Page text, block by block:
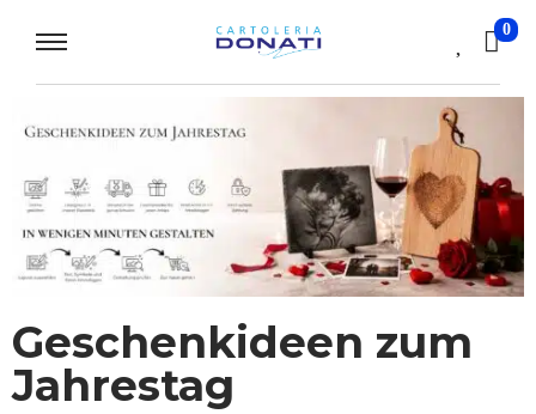
0
Geschenkideen zum
Jahrestag